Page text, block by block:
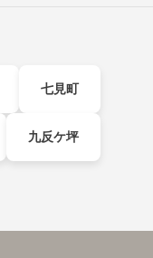
七見町
九反ケ坪